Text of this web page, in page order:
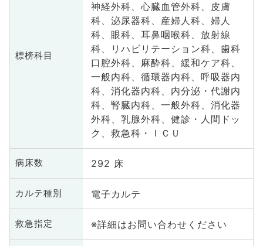
標榜科目
神経外科、心臓血管外科、皮膚
科、泌尿器科、産婦人科、婦人
科、眼科、耳鼻咽喉科、放射線
科、リハビリテーション科、歯科
口腔外科、麻酔科、緩和ケア科、
一般内科、循環器内科、呼吸器内
科、消化器内科、内分泌・代謝内
科、腎臓内科、一般外科、消化器
外科、乳腺外科、健診・人間ドッ
ク、救急科・ＩＣＵ
病床数 292 床
カルテ種別 電子カルテ
救急指定 ※詳細はお問い合わせください